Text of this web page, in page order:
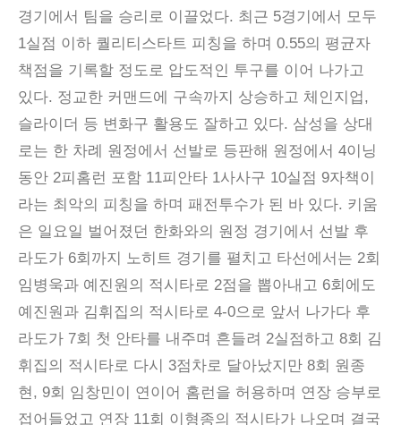
경기에서 팀을 승리로 이끌었다. 최근 5경기에서 모두
1실점 이하 퀄리티스타트 피칭을 하며 0.55의 평균자
책점을 기록할 정도로 압도적인 투구를 이어 나가고
있다. 정교한 커맨드에 구속까지 상승하고 체인지업,
슬라이더 등 변화구 활용도 잘하고 있다. 삼성을 상대
로는 한 차례 원정에서 선발로 등판해 원정에서 4이닝
동안 2피홈런 포함 11피안타 1사사구 10실점 9자책이
라는 최악의 피칭을 하며 패전투수가 된 바 있다. 키움
은 일요일 벌어졌던 한화와의 원정 경기에서 선발 후
라도가 6회까지 노히트 경기를 펼치고 타선에서는 2회
임병욱과 예진원의 적시타로 2점을 뽑아내고 6회에도
예진원과 김휘집의 적시타로 4-0으로 앞서 나가다 후
라도가 7회 첫 안타를 내주며 흔들려 2실점하고 8회 김
휘집의 적시타로 다시 3점차로 달아났지만 8회 원종
현, 9회 임창민이 연이어 홈런을 허용하며 연장 승부로
접어들었고 연장 11회 이형종의 적시타가 나오며 결국